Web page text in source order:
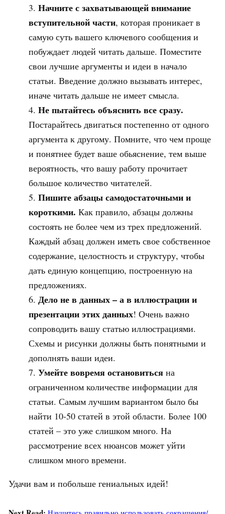
Начните с захватывающей внимание
вступительной части, которая проникает в
самую суть вашего ключевого сообщения и
побуждает людей читать дальше. Поместите
свои лучшие аргументы и идеи в начало
статьи. Введение должно вызывать интерес,
иначе читать дальше не имеет смысла.
Не пытайтесь объяснить все сразу.
Постарайтесь двигаться постепенно от одного
аргумента к другому. Помните, что чем проще
и понятнее будет ваше обьяснение, тем выше
вероятность, что вашу работу прочитает
большое количество читателей.
Пишите абзацы самодостаточными и
короткими. Как правило, абзацы должны
состоять не более чем из трех предложений.
Каждый абзац должен иметь свое собственное
содержание, целостность и структуру, чтобы
дать единую концепцию, построенную на
предложениях.
Дело не в данных – а в иллюстрации и
презентации этих данных! Очень важно
сопроводить вашу статью иллюстрациями.
Схемы и рисунки должны быть понятными и
дополнять ваши идеи.
Умейте вовремя остановиться на
ограниченном количестве информации для
статьи. Самым лучшим вариантом было бы
найти 10-50 статей в этой области. Более 100
статей – это уже слишком много. На
рассмотрение всех нюансов может уйти
слишком много времени.
Удачи вам и побольше гениальных идей!